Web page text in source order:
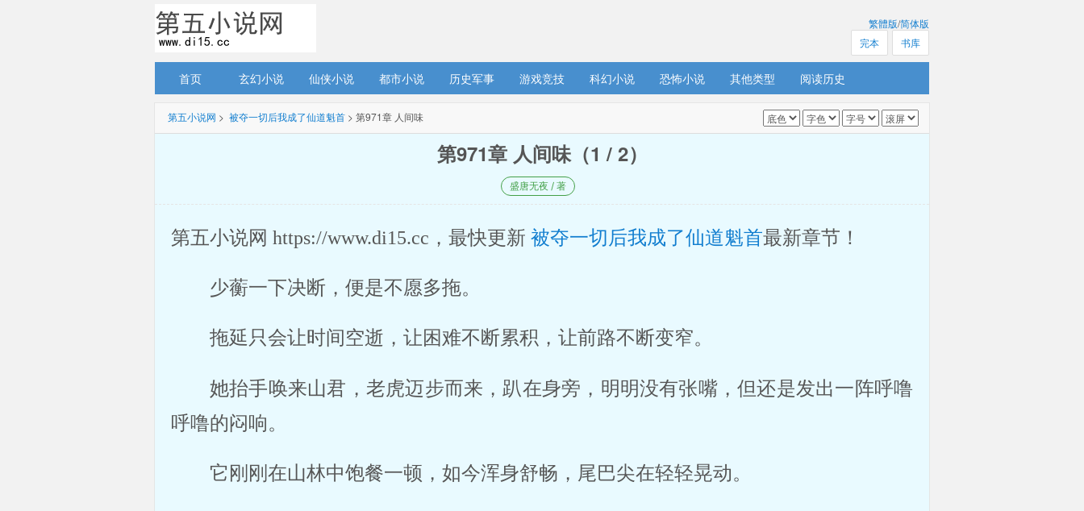
繁體版/简体版
书库
完本
首页 玄幻小说 仙侠小说 都市小说 历史军事 游戏竞技 科幻小说 恐怖小说 其他类型 阅读历史
第五小说网 > 被夺一切后我成了仙道魁首 > 第971章 人间味
第971章 人间味（1 / 2）
盛唐无夜 / 著
第五小说网 https://www.di15.cc，最快更新 被夺一切后我成了仙道魁首最新章节！
少蘅一下决断，便是不愿多拖。
拖延只会让时间空逝，让困难不断累积，让前路不断变窄。
她抬手唤来山君，老虎迈步而来，趴在身旁，明明没有张嘴，但还是发出一阵呼噜
呼噜的闷响。
它刚刚在山林中饱餐一顿，如今浑身舒畅，尾巴尖在轻轻晃动。